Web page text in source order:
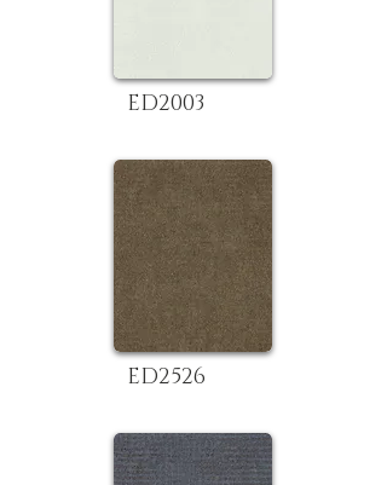
ED2003
ED2526